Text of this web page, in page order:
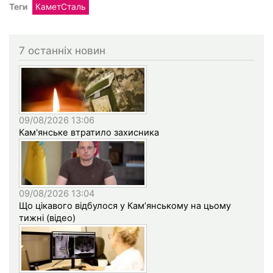
Теги КаметСталь
7 останніх новин
09/08/2026 13:06
Кам'янське втратило захисника
09/08/2026 13:04
Що цікавого відбулося у Кам’янському на цьому
тижні (відео)